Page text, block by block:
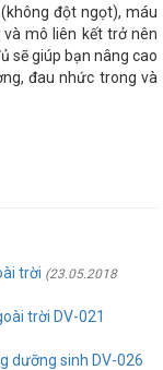
đột ngọt), máu
mô liên kết trở nên
sẽ giúp bạn nâng cao
đau nhức trong và
trời (23.05.2018
trời DV-021
dưỡng sinh DV-026